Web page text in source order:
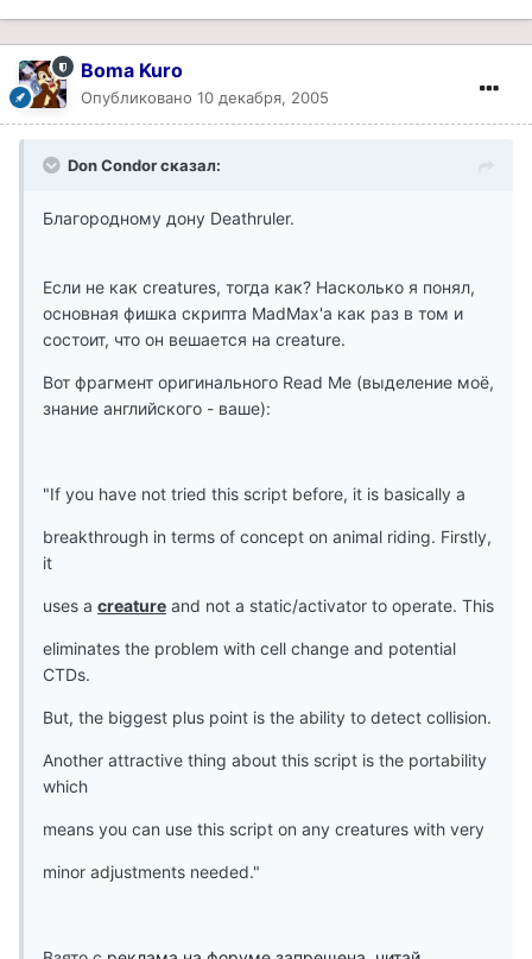
Boma Kuro
Опубликовано 10 декабря, 2005
Don Condor сказал:
Благородному дону Deathruler.
Если не как creatures, тогда как? Насколько я понял,
основная фишка скрипта MadMax'а как раз в том и
состоит, что он вешается на creature.
Вот фрагмент оригинального Read Me (выделение моё,
знание английского - ваше):
"If you have not tried this script before, it is basically a
breakthrough in terms of concept on animal riding. Firstly,
it
uses a creature and not a static/activator to operate. This
eliminates the problem with cell change and potential
CTDs.
But, the biggest plus point is the ability to detect collision.
Another attractive thing about this script is the portability
which
means you can use this script on any creatures with very
minor adjustments needed."